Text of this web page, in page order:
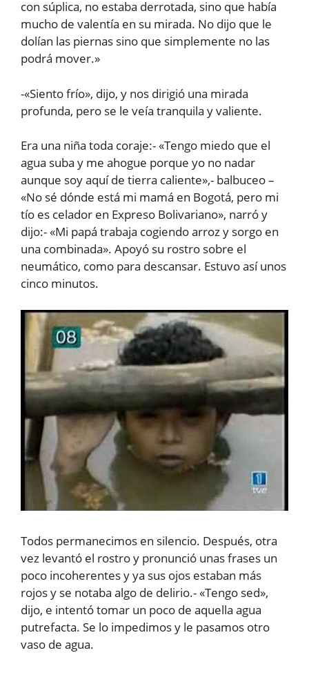
con súplica, no estaba derrotada, sino que había
mucho de valentía en su mirada. No dijo que le
dolían las piernas sino que simplemente no las
podrá mover.»
-«Siento frío», dijo, y nos dirigió una mirada
profunda, pero se le veía tranquila y valiente.
Era una niña toda coraje:- «Tengo miedo que el
agua suba y me ahogue porque yo no nadar
aunque soy aquí de tierra caliente»,- balbuceo –
«No sé dónde está mi mamá en Bogotá, pero mi
tío es celador en Expreso Bolivariano», narró y
dijo:- «Mi papá trabaja cogiendo arroz y sorgo en
una combinada». Apoyó su rostro sobre el
neumático, como para descansar. Estuvo así unos
cinco minutos.
Todos permanecimos en silencio. Después, otra
vez levantó el rostro y pronunció unas frases un
poco incoherentes y ya sus ojos estaban más
rojos y se notaba algo de delirio.- «Tengo sed»,
dijo, e intentó tomar un poco de aquella agua
putrefacta. Se lo impedimos y le pasamos otro
vaso de agua.